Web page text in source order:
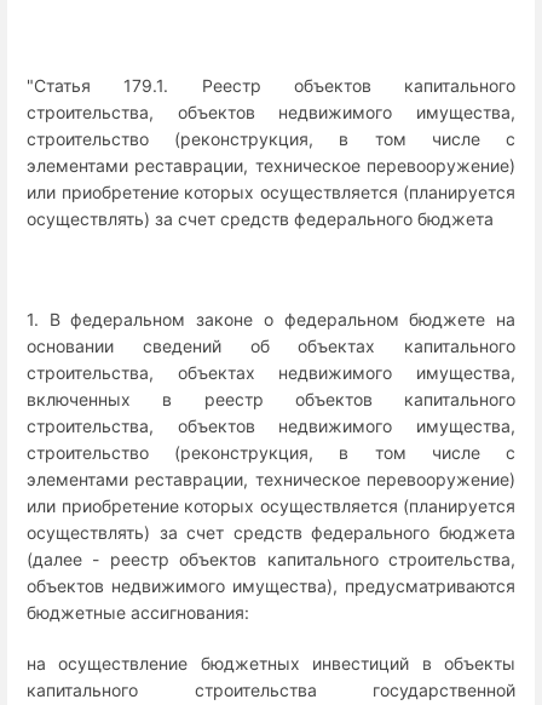
"Статья 179.1. Реестр объектов капитального
строительства, объектов недвижимого имущества,
строительство (реконструкция, в том числе с
элементами реставрации, техническое перевооружение)
или приобретение которых осуществляется (планируется
осуществлять) за счет средств федерального бюджета
1. В федеральном законе о федеральном бюджете на
основании сведений об объектах капитального
строительства, объектах недвижимого имущества,
включенных в реестр объектов капитального
строительства, объектов недвижимого имущества,
строительство (реконструкция, в том числе с
элементами реставрации, техническое перевооружение)
или приобретение которых осуществляется (планируется
осуществлять) за счет средств федерального бюджета
(далее - реестр объектов капитального строительства,
объектов недвижимого имущества), предусматриваются
бюджетные ассигнования:
на осуществление бюджетных инвестиций в объекты
капитального строительства государственной